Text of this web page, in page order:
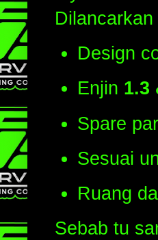
Design
Enjin 1.3
Spare
Sesuai
Ruang
Sebab tu